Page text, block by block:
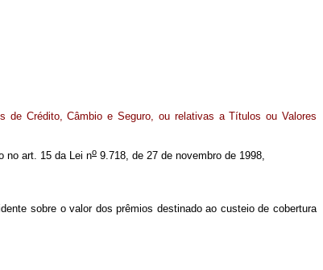
de Crédito, Câmbio e Seguro, ou relativas a Títulos ou Valores
no art. 15 da Lei no 9.718, de 27 de novembro de 1998,
sobre o valor dos prêmios destinado ao custeio de cobertura